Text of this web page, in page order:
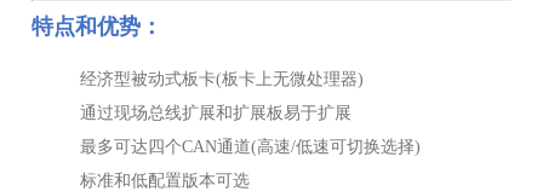
特点和优势：
经济型被动式板卡(板卡上无微处理器)
通过现场总线扩展和扩展板易于扩展
最多可达四个CAN通道(高速/低速可切换选择)
标准和低配置版本可选